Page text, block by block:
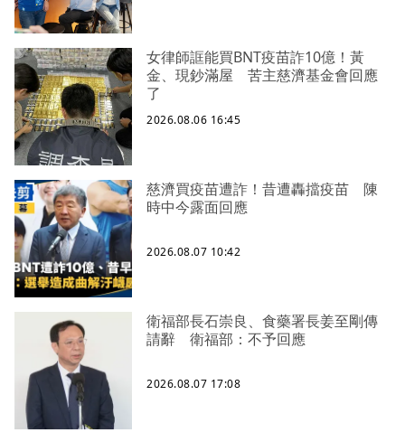
女律師誆能買BNT疫苗詐10億！黃
金、現鈔滿屋 苦主慈濟基金會回應
了
2026.08.06 16:45
慈濟買疫苗遭詐！昔遭轟擋疫苗 陳
時中今露面回應
2026.08.07 10:42
衛福部長石崇良、食藥署長姜至剛傳
請辭 衛福部：不予回應
2026.08.07 17:08